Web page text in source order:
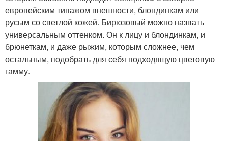
европейским типажом внешности, блондинкам или
русым со светлой кожей. Бирюзовый можно назвать
универсальным оттенком. Он к лицу и блондинкам, и
брюнеткам, и даже рыжим, которым сложнее, чем
остальным, подобрать для себя подходящую цветовую
гамму.